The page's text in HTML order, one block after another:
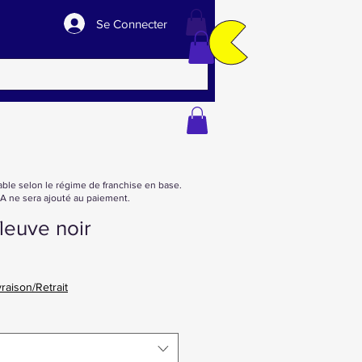
Se Connecter
noir
Retrait
selon le régime de franchise en base.
ne sera ajouté au paiement.